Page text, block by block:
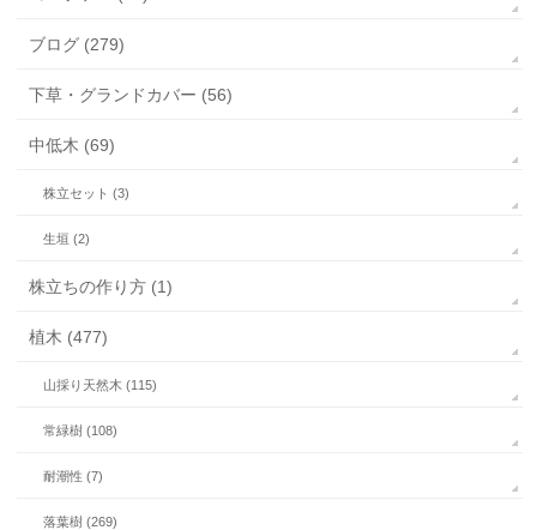
ブログ (279)
下草・グランドカバー (56)
中低木 (69)
株立セット (3)
生垣 (2)
株立ちの作り方 (1)
植木 (477)
山採り天然木 (115)
常緑樹 (108)
耐潮性 (7)
落葉樹 (269)